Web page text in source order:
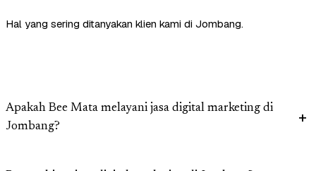
Hal yang sering ditanyakan klien kami di Jombang.
Apakah Bee Mata melayani jasa digital marketing di
Jombang?